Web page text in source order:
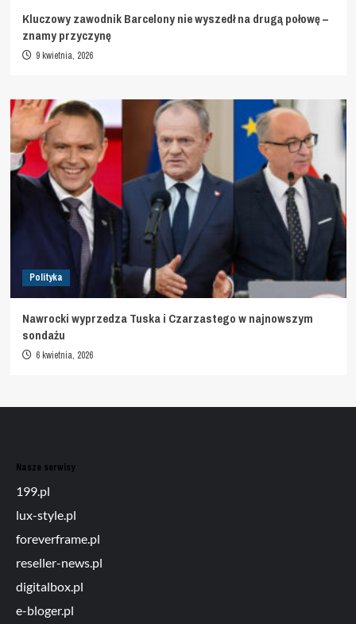
Kluczowy zawodnik Barcelony nie wyszedł na drugą połowę –
znamy przyczynę
9 kwietnia, 2026
Polityka
Nawrocki wyprzedza Tuska i Czarzastego w najnowszym
sondażu
6 kwietnia, 2026
Nasze serwisy
199.pl
lux-style.pl
foreverframe.pl
reseller-news.pl
digitalbox.pl
e-bloger.pl